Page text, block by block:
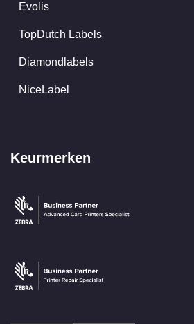
Evolis
TopDutch Labels
Diamondlabels
NiceLabel
Keurmerken